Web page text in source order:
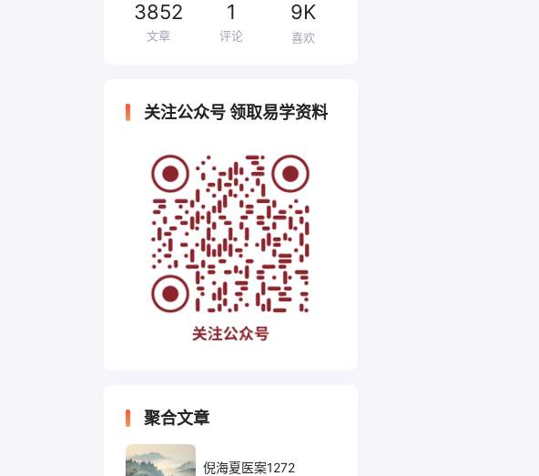
3852
文章
1
评论
9K
喜欢
关注公众号 领取易学资料
聚合文章
倪海夏医案1272